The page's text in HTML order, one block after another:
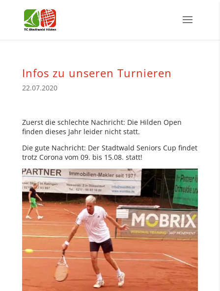
Infos zu unseren Turnieren
22.07.2020
Zuerst die schlechte Nachricht: Die Hilden Open
finden dieses Jahr leider nicht statt.
Die gute Nachricht: Der Stadtwald Seniors Cup findet
trotz Corona vom 09. bis 15.08. statt!